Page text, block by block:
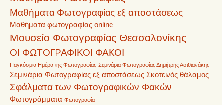
Μαθήματα Φωτογραφίας εξ αποστάσεως
Μαθήματα φωτογραφίας online
Μουσείο Φωτογραφίας Θεσσαλονίκης
ΟΙ ΦΩΤΟΓΡΑΦΙΚΟΙ ΦΑΚΟΙ
Παγκόσμια Ημέρα της Φωτογραφίας Σεμινάρια Φωτογραφίας Δημήτρης Ασιθιανάκης
Σεμινάρια Φωτογραφίας εξ αποστάσεως Σκοτεινός θάλαμος
Σφάλματα των Φωτογραφικών Φακών
Φωτογράμματα Φωτογραφία